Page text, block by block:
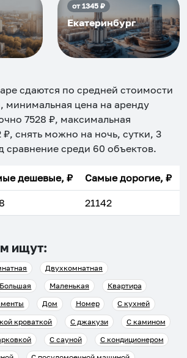
от1345₽
Екатеринбург
сдаются по средней стоимости
минимальная цена на аренду
7528 ₽, максимальная
₽, снять можно на ночь, сутки, 3
сравнение среди 60 объектов.
дешевые, ₽ Самые дорогие, ₽
21142
ищут:
Двухкомнатная
Большая Маленькая
Квартира
Дом Номер
С кухней
кроваткой С джакузи
С камином
С сауной
С кондиционером